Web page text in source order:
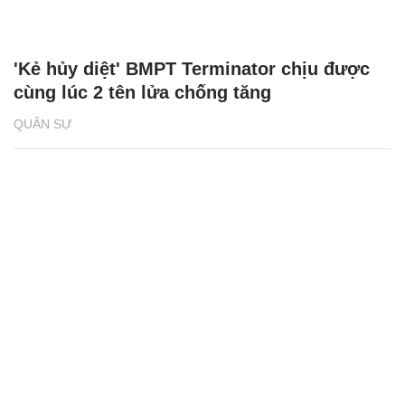
QUÂN SỰ
'Kẻ hủy diệt' BMPT Terminator chịu được
cùng lúc 2 tên lửa chống tăng